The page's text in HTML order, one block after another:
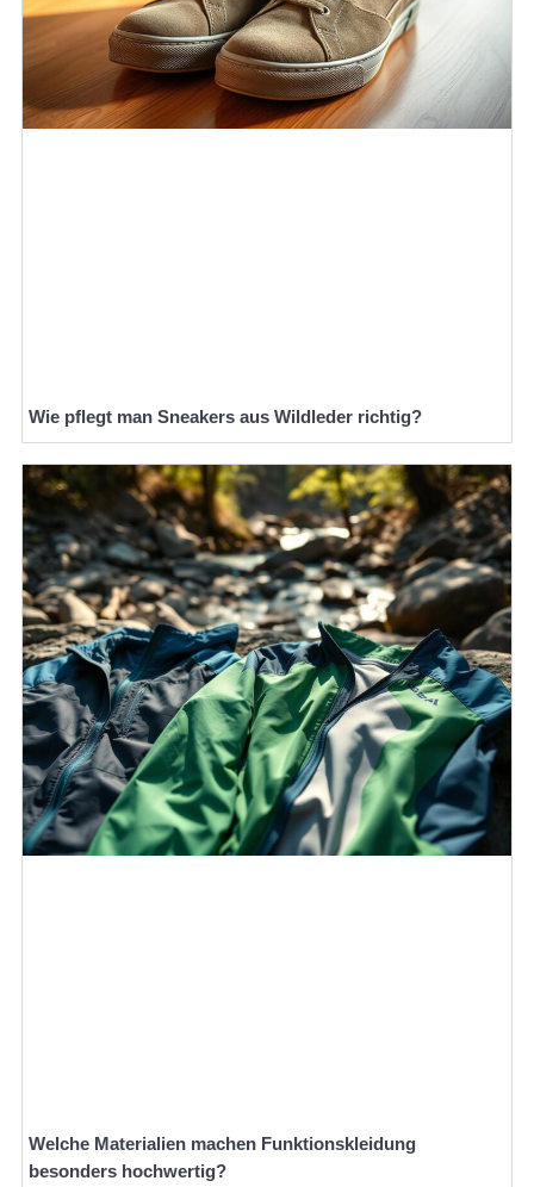
Wie pflegt man Sneakers aus Wildleder richtig?
Welche Materialien machen Funktionskleidung
besonders hochwertig?